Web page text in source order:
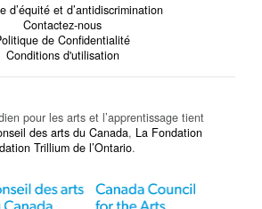
d’équité et d’antidiscrimination
Contactez-nous
de Confidentialité
Conditions d'utilisation
pour les arts et l’apprentissage tient
des arts du Canada, La Fondation
Trillium de l’Ontario.